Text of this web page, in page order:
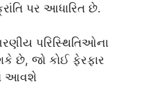
પર આધારિત છે.
પરિસ્થિતિઓના
છે, જો કોઈ ફેરફાર
આવશે